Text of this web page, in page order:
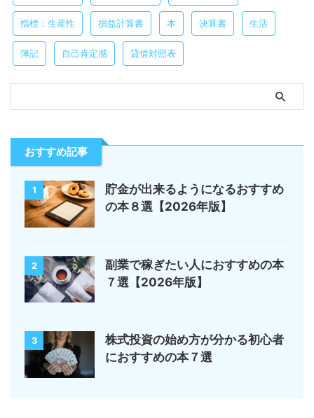
指標：生産性 損益計算書 本 決算書 生活
簿記 自己肯定感 貸借対照表
おすすめ記事
1
貯金が出来るようになるおすすめ
の本８選【2026年版】
2
副業で稼ぎたい人におすすめの本
７選【2026年版】
3
株式投資の始め方が分かる初心者
におすすめの本７選